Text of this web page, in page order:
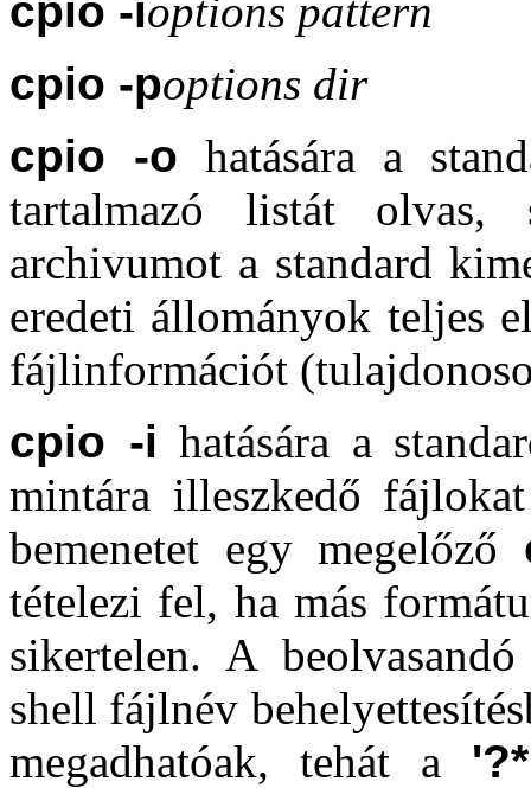
cpio -ioptions pattern
cpio -poptions dir
cpio -o hatására a
tartalmazó listát
archivumot a standard
eredeti állományok teljes
fájlinformációt
cpio -i hatására a
mintára illeszkedő
bemenetet egy megelőző
tételezi fel, ha más
sikertelen. A
shell fájlnév
megadhatóak, tehát a